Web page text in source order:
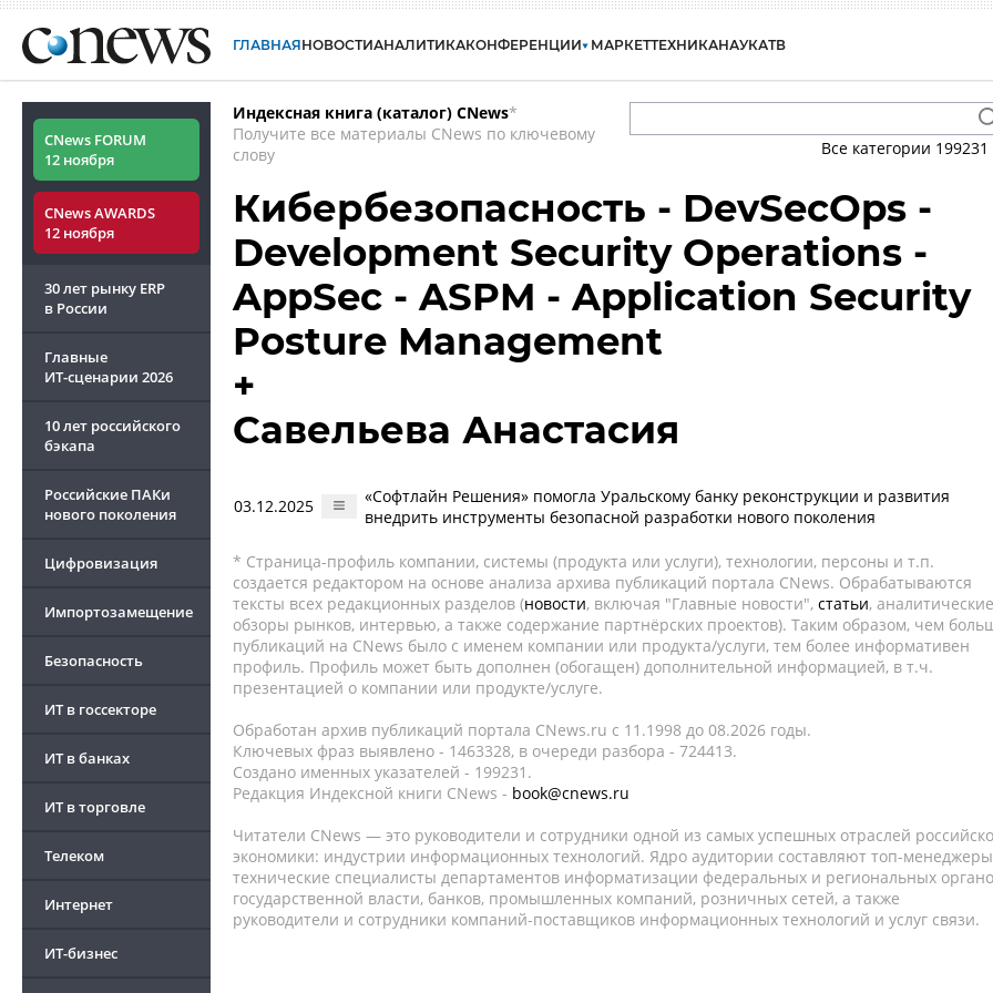
ГЛАВНАЯНОВОСТИАНАЛИТИКАКОНФЕРЕНЦИИ МАРКЕТТЕХНИКАНАУКАТВ
CNews FORUM
12 ноября
CNews AWARDS
12 ноября
30 лет рынку ERP
в России
Главные
ИТ-сценарии 2026
10 лет российского
бэкапа
Российские ПАКи
нового поколения
Цифровизация
Импортозамещение
Безопасность
ИТ в госсекторе
ИТ в банках
ИТ в торговле
Телеком
Интернет
ИТ-бизнес
Индексная книга (каталог) CNews*
Получите все материалы CNews по ключевому
слову
Все категории 199231
Кибербезопасность - DevSecOps -
Development Security Operations -
AppSec - ASPM - Application Security
Posture Management
+
Савельева Анастасия
03.12.2025
«Софтлайн Решения» помогла Уральскому банку реконструкции и развития
внедрить инструменты безопасной разработки нового поколения
* Страница-профиль компании, системы (продукта или услуги), технологии, персоны и т.п.
создается редактором на основе анализа архива публикаций портала CNews. Обрабатываются
тексты всех редакционных разделов (новости, включая "Главные новости", статьи, аналитические
обзоры рынков, интервью, а также содержание партнёрских проектов). Таким образом, чем
публикаций на CNews было с именем компании или продукта/услуги, тем более информативен
профиль. Профиль может быть дополнен (обогащен) дополнительной информацией, в т.ч.
презентацией о компании или продукте/услуге.
Обработан архив публикаций портала CNews.ru c 11.1998 до 08.2026 годы.
Ключевых фраз выявлено - 1463328, в очереди разбора - 724413.
Создано именных указателей - 199231.
Редакция Индексной книги CNews - book@cnews.ru
Читатели CNews — это руководители и сотрудники одной из самых успешных отраслей
экономики: индустрии информационных технологий. Ядро аудитории составляют топ-
технические специалисты департаментов информатизации федеральных и региональных
государственной власти, банков, промышленных компаний, розничных сетей, а также
руководители и сотрудники компаний-поставщиков информационных технологий и услуг связи.